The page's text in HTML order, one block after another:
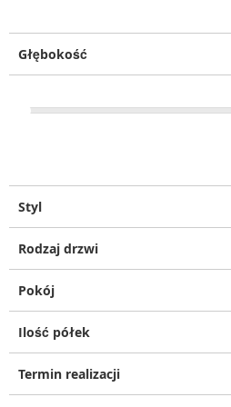
Głębokość
Styl
Rodzaj drzwi
Pokój
Ilość półek
Termin realizacji